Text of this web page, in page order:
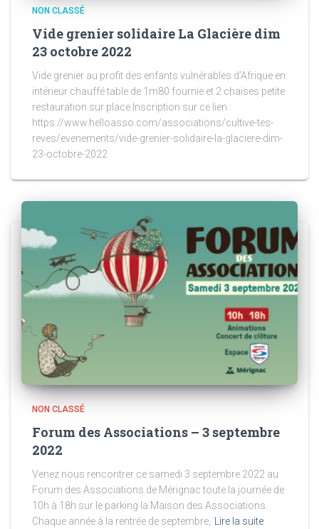
NON CLASSÉ
Vide grenier solidaire La Glacière dim
23 octobre 2022
Vide grenier au profit des enfants vulnérables d’Afrique en
intérieur chauffé table de 1m80 fournie et 2 chaises petite
restauration sur place Inscription sur ce lien :
https://www.helloasso.com/associations/cultive-tes-
reves/evenements/vide-grenier-solidaire-la-glaciere-dim-
23-octobre-2022
NON CLASSÉ
Forum des Associations – 3 septembre
2022
Venez nous rencontrer ce samedi 3 septembre 2022 au
Forum des Associations de Mérignac toute la journée de
10h à 18h sur le parking la Maison des Associations.
Chaque année à la rentrée de septembre, Lire la suite